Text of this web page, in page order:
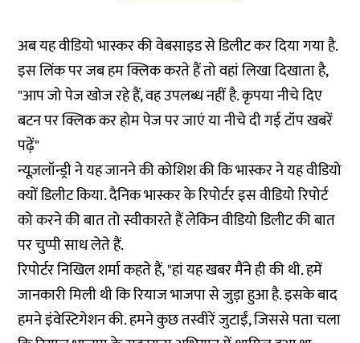
अब यह वीडियो भास्कर की वेबसाइड से डिलीट कर दिया गया है.
इस लिंक पर जब हम क्लिक करते हैं तो वहां लिखा दिखाता है,
"आप जो पेज खोज रहे हैं, वह उपलब्ध नहीं है. कृपया नीचे दिए
बटन पर क्लिक कर होम पेज पर जाएं या नीचे दी गई टॉप खबरें
पढ़ें"
न्यूज़लॉन्ड्री ने यह जानने की कोशिश की कि भास्कर ने यह वीडियो
क्यों डिलीट किया. दैनिक भास्कर के रिपोर्टर इस वीडियो रिपोर्ट
को करने की बात तो स्वीकारते हैं लेकिन वीडियो डिलीट की बात
पर चुप्पी साध लेते हैं.
रिपोर्टर निखिल शर्मा कहते हैं, "हां यह खबर मैंने ही की थी. हमें
जानकारी मिली थी कि रियाज भाजपा से जुड़ा हुआ है. इसके बाद
हमने इंवेस्टिगेशन की. हमने कुछ तस्वीरें जुटाईं, जिससे पता चला